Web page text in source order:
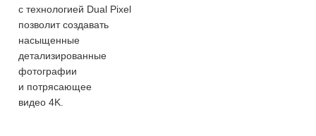
с технологией Dual Pixel
позволит создавать
насыщенные
детализированные
фотографии
и потрясающее
видео 4K.